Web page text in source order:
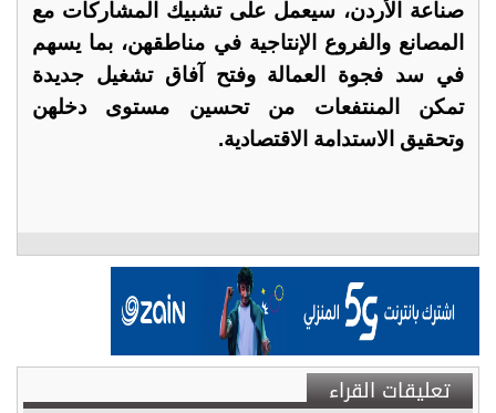
صناعة الأردن، سيعمل على تشبيك المشاركات مع
المصانع والفروع الإنتاجية في مناطقهن، بما يسهم
في سد فجوة العمالة وفتح آفاق تشغيل جديدة
تمكن المنتفعات من تحسين مستوى دخلهن
وتحقيق الاستدامة الاقتصادية.
تعليقات القراء